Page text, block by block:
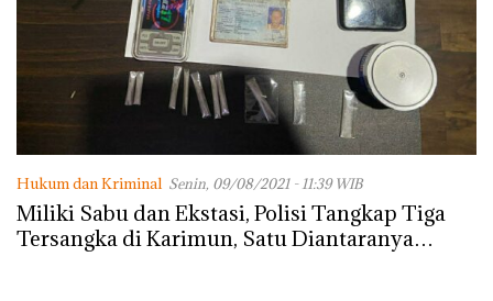
Hukum dan Kriminal Senin, 09/08/2021 - 11:39 WIB
Miliki Sabu dan Ekstasi, Polisi Tangkap Tiga
Tersangka di Karimun, Satu Diantaranya